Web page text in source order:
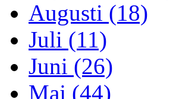
Augusti (18)
Juli (11)
Juni (26)
Maj (44)